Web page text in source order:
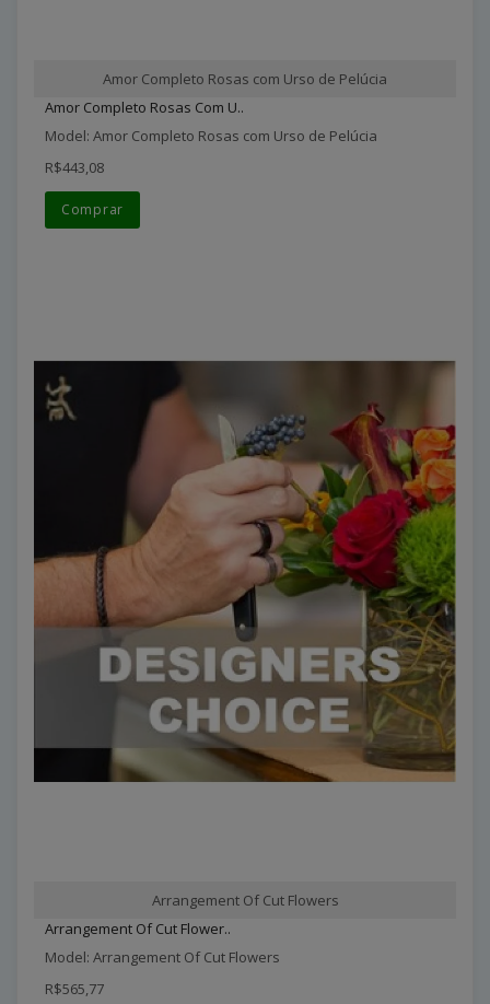
Amor Completo Rosas com Urso de Pelúcia
Amor Completo Rosas Com U..
Model: Amor Completo Rosas com Urso de Pelúcia
R$443,08
Comprar
Arrangement Of Cut Flowers
Arrangement Of Cut Flower..
Model: Arrangement Of Cut Flowers
R$565,77